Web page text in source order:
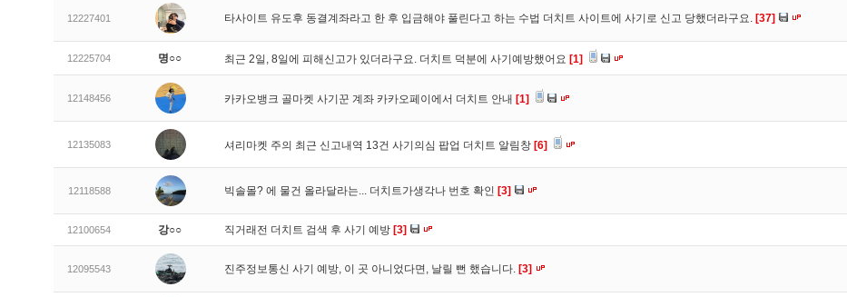
12227401 타사이트 유도후 동결계좌라고 한 후 입금해야 풀린다고 하는 수법 더치트 사이트에 사기로 신고 당했더라구요. [37]
12225704 명○○ 최근 2일, 8일에 피해신고가 있더라구요. 더치트 덕분에 사기예방했어요 [1]
12148456 카카오뱅크 골마켓 사기꾼 계좌 카카오페이에서 더치트 안내 [1]
12135083 셔리마켓 주의 최근 신고내역 13건 사기의심 팝업 더치트 알림창 [6]
12118588 빅솔몰? 에 물건 올라달라는... 더치트가생각나 번호 확인 [3]
12100654 강○○ 직거래전 더치트 검색 후 사기 예방 [3]
12095543 진주정보통신 사기 예방, 이 곳 아니었다면, 날릴 뻔 했습니다. [3]